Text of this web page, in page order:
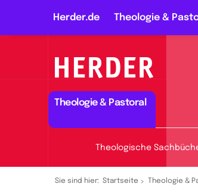
Herder.de Theologie &
Theologie & Pastoral
Theologische
Sie sind hier: Startseite Theologie &